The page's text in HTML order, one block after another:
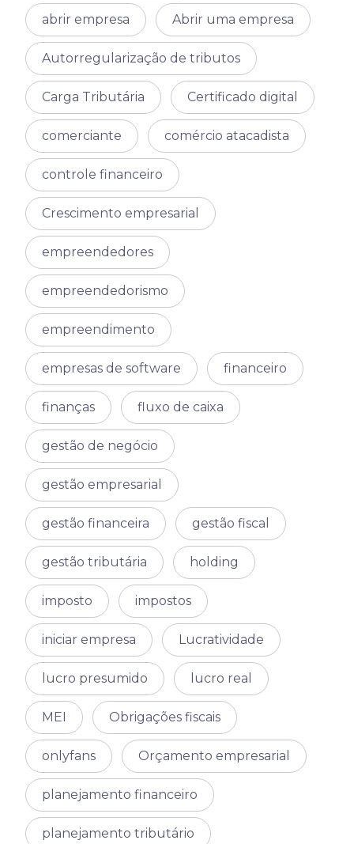
abrir empresa Abrir uma empresa
Autorregularização de tributos
Carga Tributária Certificado digital
comerciante comércio atacadista
controle financeiro
Crescimento empresarial
empreendedores
empreendedorismo
empreendimento
empresas de software financeiro
finanças fluxo de caixa
gestão de negócio
gestão empresarial
gestão financeira gestão fiscal
gestão tributária holding
imposto impostos
iniciar empresa Lucratividade
lucro presumido lucro real
MEI Obrigações fiscais
onlyfans Orçamento empresarial
planejamento financeiro
planejamento tributário